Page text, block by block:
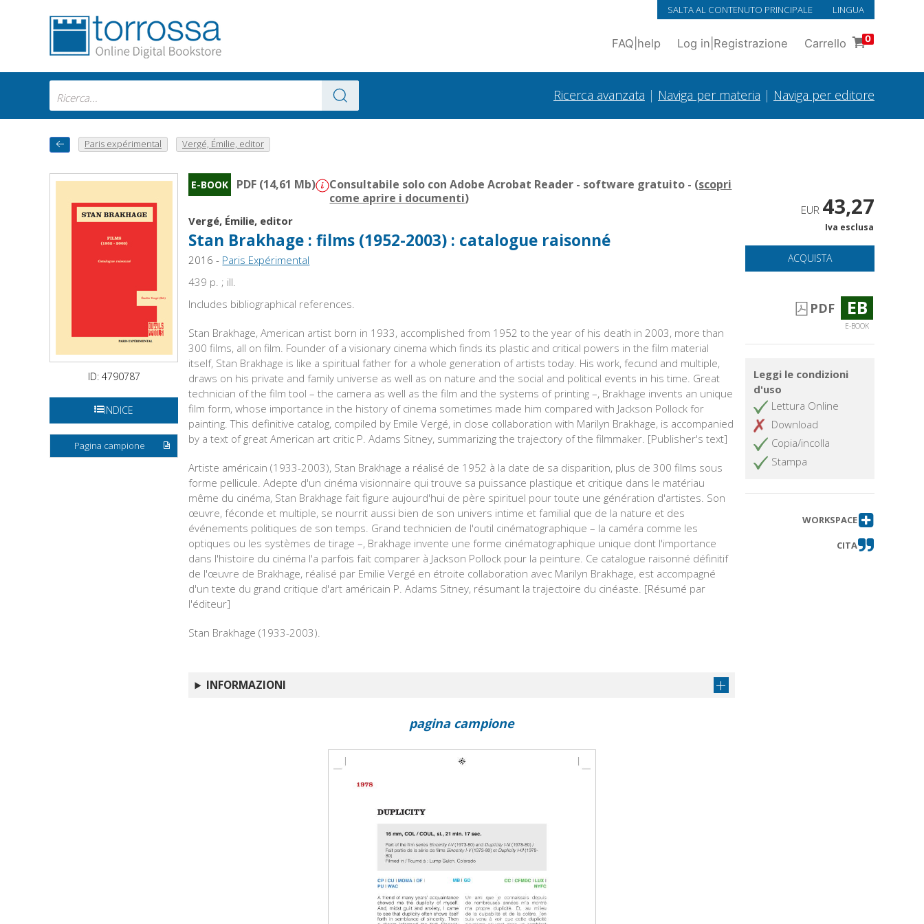
SALTA AL CONTENUTO PRINCIPALE LINGUA
FAQ help Log in Registrazione Carrello 0
Ricerca avanzata | Naviga per materia | Naviga per editore
Paris expérimental Vergé, Émilie, editor
ID: 4790787
INDICE
Pagina campione
E-BOOK PDF (14,61 Mb) Consultabile solo con Adobe Acrobat Reader - software gratuito - (scopri
come aprire i documenti)
Vergé, Émilie, editor
Stan Brakhage : films (1952-2003) : catalogue raisonné
2016 - Paris Expérimental
439 p. ; ill.
Includes bibliographical references.
Stan Brakhage, American artist born in 1933, accomplished from 1952 to the year of his death in 2003, more than
300 films, all on film. Founder of a visionary cinema which finds its plastic and critical powers in the film material
itself, Stan Brakhage is like a spiritual father for a whole generation of artists today. His work, fecund and multiple,
draws on his private and family universe as well as on nature and the social and political events in his time. Great
technician of the film tool – the camera as well as the film and the systems of printing –, Brakhage invents an unique
film form, whose importance in the history of cinema sometimes made him compared with Jackson Pollock for
painting. This definitive catalog, compiled by Emile Vergé, in close collaboration with Marilyn Brakhage, is accompanied
by a text of great American art critic P. Adams Sitney, summarizing the trajectory of the filmmaker. [Publisher's text]
Artiste américain (1933-2003), Stan Brakhage a réalisé de 1952 à la date de sa disparition, plus de 300 films sous
forme pellicule. Adepte d'un cinéma visionnaire qui trouve sa puissance plastique et critique dans le matériau
même du cinéma, Stan Brakhage fait figure aujourd'hui de père spirituel pour toute une génération d'artistes. Son
œuvre, féconde et multiple, se nourrit aussi bien de son univers intime et familial que de la nature et des
événements politiques de son temps. Grand technicien de l'outil cinématographique – la caméra comme les
optiques ou les systèmes de tirage –, Brakhage invente une forme cinématographique unique dont l'importance
dans l'histoire du cinéma l'a parfois fait comparer à Jackson Pollock pour la peinture. Ce catalogue raisonné définitif
de l'œuvre de Brakhage, réalisé par Emilie Vergé en étroite collaboration avec Marilyn Brakhage, est accompagné
d'un texte du grand critique d'art américain P. Adams Sitney, résumant la trajectoire du cinéaste. [Résumé par
l'éditeur]
Stan Brakhage (1933-2003).
INFORMAZIONI
EUR 43,27
Iva esclusa
ACQUISTA
PDF EB
E-BOOK
Leggi le condizioni
d'uso
Lettura Online
Download
Copia/incolla
Stampa
WORKSPACE
CITA
pagina campione